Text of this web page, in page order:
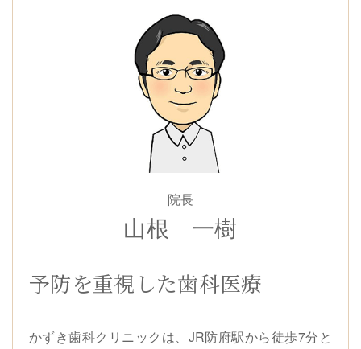
院長
山根 一樹
予防を重視した歯科医療
かずき歯科クリニックは、JR防府駅から徒歩7分と